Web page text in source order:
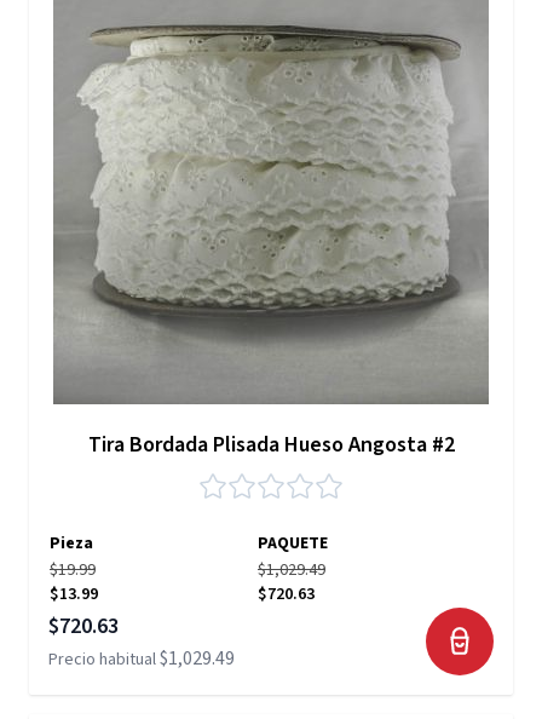
Tira Bordada Plisada Hueso Angosta #2
Pieza
PAQUETE
$19.99
$13.99
$1,029.49
$720.63
Precio especial
$720.63
Precio habitual$1,029.49